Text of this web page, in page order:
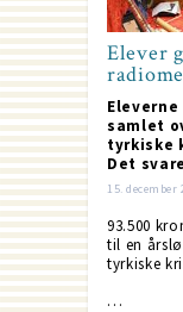
Elever
samlet
tyrkiske
Det
15.
93.500
til en
tyrkiske
…